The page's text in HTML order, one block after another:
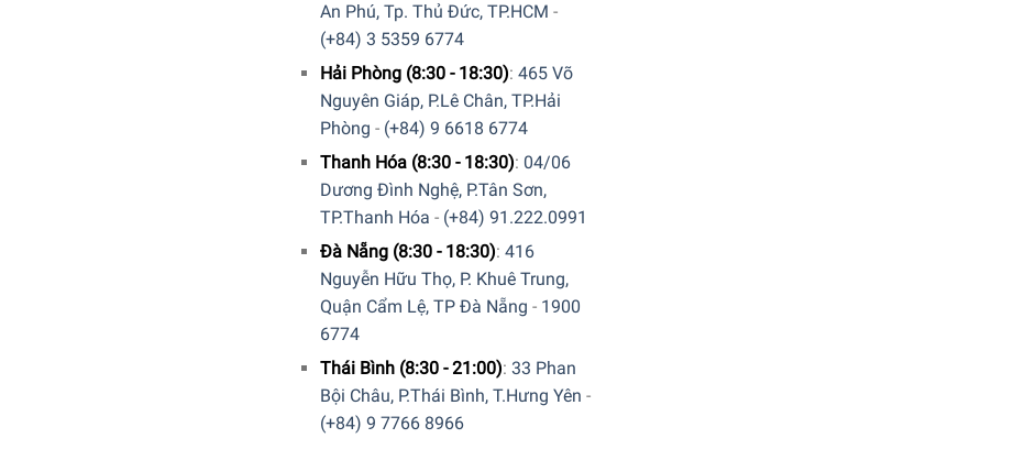
An Phú, Tp. Thủ Đức, TP.HCM -
(+84) 3 5359 6774
Hải Phòng (8:30 - 18:30): 465 Võ
Nguyên Giáp, P.Lê Chân, TP.Hải
Phòng - (+84) 9 6618 6774
Thanh Hóa (8:30 - 18:30): 04/06
Dương Đình Nghệ, P.Tân Sơn,
TP.Thanh Hóa - (+84) 91.222.0991
Đà Nẵng (8:30 - 18:30): 416
Nguyễn Hữu Thọ, P. Khuê Trung,
Quận Cẩm Lệ, TP Đà Nẵng - 1900
6774
Thái Bình (8:30 - 21:00): 33 Phan
Bội Châu, P.Thái Bình, T.Hưng Yên -
(+84) 9 7766 8966